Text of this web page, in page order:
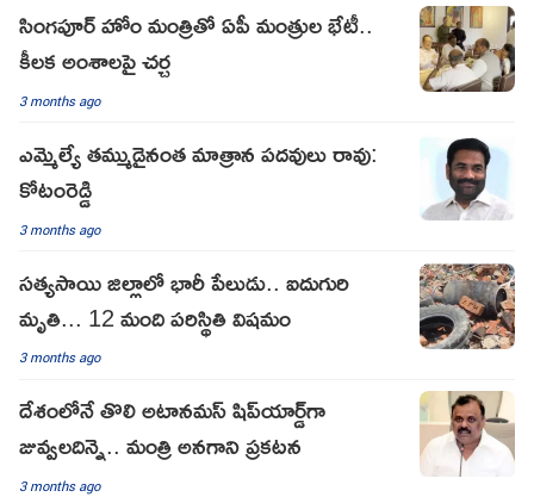
సింగపూర్ హోం మంత్రితో ఏపీ మంత్రుల భేటీ..
కీలక అంశాలపై చర్చ
3 months ago
ఎమ్మెల్యే తమ్ముడైనంత మాత్రాన పదవులు రావు:
కోటంరెడ్డి
3 months ago
సత్యసాయి జిల్లాలో భారీ పేలుడు.. ఐదుగురి
మృతి... 12 మంది పరిస్థితి విషమం
3 months ago
దేశంలోనే తొలి అటానమస్ షిప్‌యార్డ్‌గా
జువ్వలదిన్నె.. మంత్రి అనగాని ప్రకటన
3 months ago